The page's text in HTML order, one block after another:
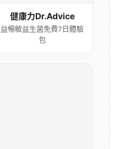
健康力Dr.Advice
益暢敏益生菌免費7日體驗
包